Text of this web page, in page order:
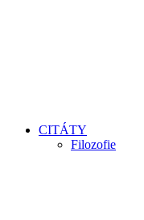
CITÁTY
Filozofie